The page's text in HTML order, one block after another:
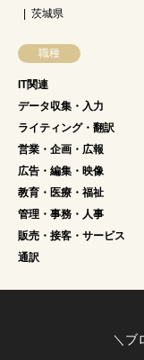
茨城県
職種
IT関連
データ収集・入力
ライティング・翻訳
営業・企画・広報
広告・編集・映像
教育・医療・福祉
管理・事務・人事
販売・接客・サービス
通訳
＼ブ